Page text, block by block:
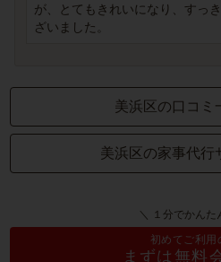
が、とてもきれいになり、すっ
ざいました。
美浜区の口コミ
美浜区の家事代行
＼ １分でかんた
初めてご利用
まずは無料